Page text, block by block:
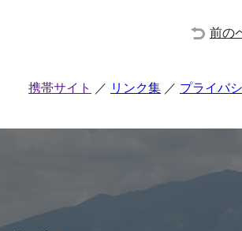
前の
携帯サイト リンク集 プライバ